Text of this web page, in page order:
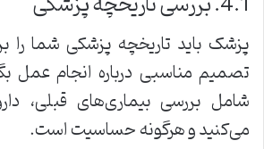
پزشک باید تاریخچه پزشکی شما را
تصمیم مناسبی درباره انجام عمل
شامل بررسی بیماری‌های قبلی،
می‌کنید و هرگونه حساسیت است.